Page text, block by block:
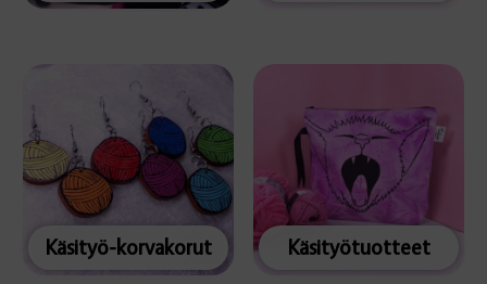
Käsityö-korvakorut Käsityötuotteet